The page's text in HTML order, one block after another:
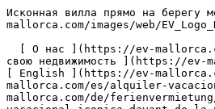
Исконная вилла прямо на берегу моря с частным выходом к морю - Engel &amp; Völkers Mallorca                [ ![EV Mallorca](https://cdn.ev-mallorca.com/images/web/EV_Logo_RGB.svg) ](https://ev-mallorca.com/ru)  Mallorca  

  [ О нас ](https://ev-mallorca.com/ru/o-nas) [ О Майорке ](https://ev-mallorca.com/ru/o-mayorke) [ Контакт ](https://ev-mallorca.com/ru/adresa-ofisov) [ Продайте свою недвижимость ](https://ev-mallorca.com/ru/prodat-nedvizhimost-mayorka) [    Моя учетная запись  ](https://ev-mallorca.com/ru/moya-uchetnaya-zapis)   Русский       [ English ](https://ev-mallorca.com/en/holiday-rental/iconic-seafront-holiday-villa-with-direct-sea-access-W-0217KS)   [ Español ](https://ev-mallorca.com/es/alquiler-vacacional/iconica-villa-vacacional-frente-al-mar-con-acceso-directo-al-mar-W-0217KS)   [ Deutsch ](https://ev-mallorca.com/de/ferienvermietung/ikonische-ferienvilla-direkt-am-meer-mit-eigenem-meerzugang-W-0217KS)   [ Català ](https://ev-mallorca.com/ca/estada-vacacional/vila-vacacional-iconica-davant-de-la-platja-amb-acces-directe-al-mar-W-0217KS)   [ Svenska ](https://ev-mallorca.com/sv/semesteruthyrning/ikonisk-semestervilla-direkt-vid-havet-med-privat-tillgang-till-havet-W-0217KS)   [ Français ](https://ev-mallorca.com/fr/location-vacances/villa-de-vacances-iconique-en-bord-de-mer-avec-acces-prive-a-la-mer-W-0217KS)   [ Polski ](https://ev-mallorca.com/pl/wynajem-wakacyjny/kultowa-willa-wakacyjna-bezposrednio-nad-morzem-z-prywatnym-dostepem-do-morza-W-0217KS)   [ Italiano ](https://ev-mallorca.com/it/affitto-vacanze/iconica-villa-per-vacanze-direttamente-sul-mare-con-accesso-privato-al-mare-W-0217KS)   [ Dutch ](https://ev-mallorca.com/nl/vakantieverhuur/iconische-vakantievilla-direct-aan-zee-met-privetoegang-tot-de-zee-W-0217KS)    [ Dansk ](https://ev-mallorca.com/da/ferieophold/ikonisk-ferievilla-direkte-ved-havet-med-privat-adgang-til-havet-W-0217KS)   

  Покупка  [ Все объекты недвижимости ](https://ev-mallorca.com/ru/nedvizhimost-mayorka?contract_type=0) [ Дома / Виллы ](https://ev-mallorca.com/ru/nedvizhimost-mayorka?contract_type=0&type%5B0%5D=0) [ Финки ](https://ev-mallorca.com/ru/nedvizhimost-mayorka?contract_type=0&type%5B0%5D=1) [ Квартиры ](https://ev-mallorca.com/ru/nedvizhimost-mayorka?contract_type=0&type%5B0%5D=2) [ Пентхаусы ](https://ev-mallorca.com/ru/